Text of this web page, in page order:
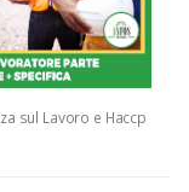
sul Lavoro e Haccp